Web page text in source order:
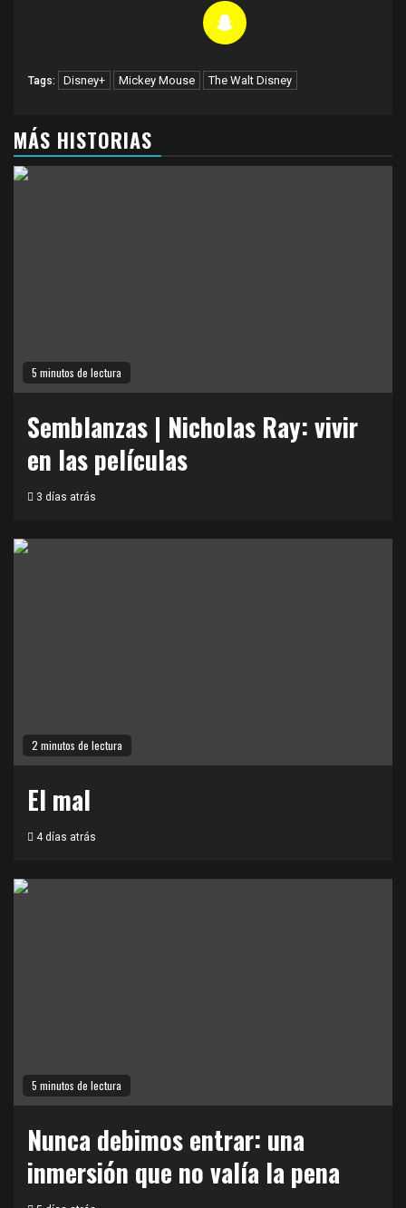
Tags: Disney+ Mickey Mouse The Walt Disney
MÁS HISTORIAS
5 minutos de lectura
Semblanzas | Nicholas Ray: vivir
en las películas
3 días atrás
2 minutos de lectura
El mal
4 días atrás
5 minutos de lectura
Nunca debimos entrar: una
inmersión que no valía la pena